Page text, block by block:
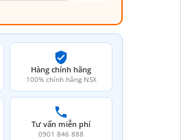
Hàng chính hãng
100% chính hãng NSX
Tư vấn miễn phí
0901 846 888